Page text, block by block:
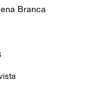
Branca